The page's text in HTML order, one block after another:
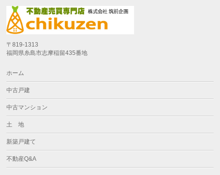
〒819-1313
福岡県糸島市志摩稲留435番地
ホーム
中古戸建
中古マンション
土 地
新築戸建て
不動産Q&A